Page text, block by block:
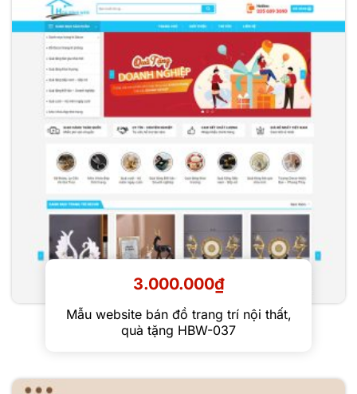
Mẫu website bán đồ trang trí nội thất,
quà tặng HBW-037
3.000.000₫